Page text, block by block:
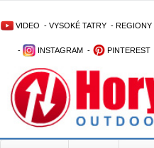
VIDEO - VYSOKÉ TATRY - REGIONY
- INSTAGRAM - PINTEREST